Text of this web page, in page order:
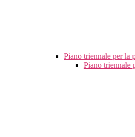
Piano triennale per la
Piano triennale